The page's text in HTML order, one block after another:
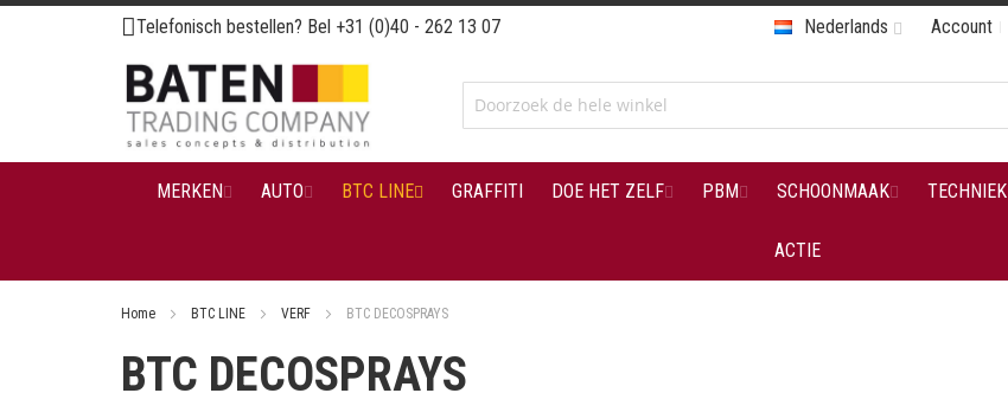
Ga
naar
de
inhoud
Telefonisch bestellen? Bel +31 (0)40 - 262 13 07 Account
Nederlands
MERKEN AUTO BTC LINE GRAFFITI DOE HET ZELF PBM SCHOONMAAK TECHNIEK
ACTIE
Home BTC LINE VERF BTC DECOSPRAYS
BTC DECOSPRAYS